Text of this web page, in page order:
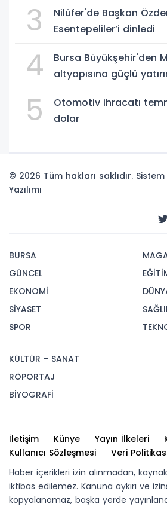
3
Nilüfer'de Başkan
Esentepeliler’i dinledi
4
Bursa Büyükşehir'den
altyapısına güçlü
5
Otomotiv ihracatı
dolar
© 2026 Tüm hakları saklıdır.
Yazılımı
BURSA
GÜNCEL
EKONOMİ
SİYASET
SPOR
KÜLTÜR - SANAT
RÖPORTAJ
BİYOGRAFİ
İletişim Künye Yayın İlkeleri
Kullanıcı Sözleşmesi
Veri
Haber içerikleri izin alınmadan,
iktibas edilemez. Kanuna aykırı ve
kopyalanamaz, başka yerde